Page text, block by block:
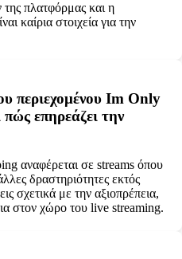
πλατφόρμας και η
καίρια στοιχεία για την
περιεχομένου Im Only
επηρεάζει την
αναφέρεται σε streams όπου
δραστηριότητες εκτός
σχετικά με την αξιοπρέπεια,
στον χώρο του live streaming.